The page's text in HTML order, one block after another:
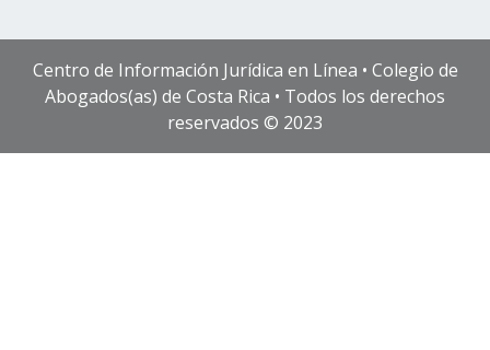
Centro de Información Jurídica en Línea • Colegio de
Abogados(as) de Costa Rica • Todos los derechos
reservados © 2023